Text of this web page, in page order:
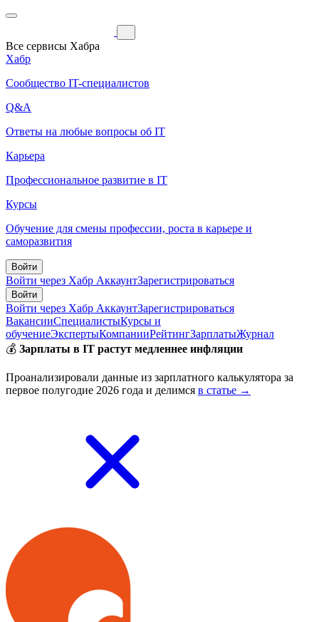
Все сервисы Хабра
Хабр
Сообщество IT-специалистов
Q&A
Ответы на любые вопросы об IT
Карьера
Профессиональное развитие в IT
Курсы
Обучение для смены профессии, роста в карьере и
саморазвития
Войти
Войти через Хабр АккаунтЗарегистрироваться
Войти
Войти через Хабр АккаунтЗарегистрироваться
ВакансииСпециалистыКурсы и
обучениеЭкспертыКомпанииРейтингЗарплатыЖурнал
💰 Зарплаты в IT растут медленнее инфляции
Проанализировали данные из зарплатного калькулятора за
первое полугодие 2026 года и делимся в статье →